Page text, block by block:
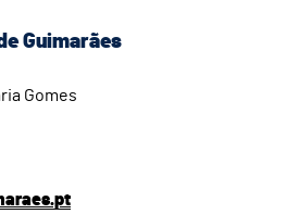
Guimarães
Gomes